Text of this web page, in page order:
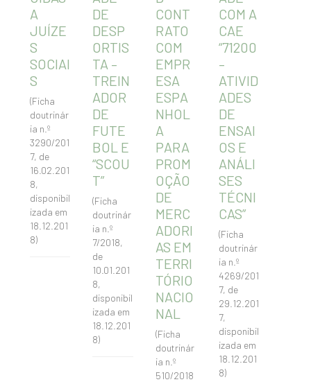
A
JUÍZE
S
SOCIAI
S
(Ficha
doutrinár
ia n.º
3290/201
7, de
16.02.201
8,
disponibil
izada em
18.12.201
8)
DE
DESP
ORTIS
TA –
TREIN
ADOR
DE
FUTE
BOL E
“SCOU
T”
(Ficha
doutrinár
ia n.º
7/2018,
de
10.01.201
8,
disponibil
izada em
18.12.201
8)
CONT
RATO
COM
EMPR
ESA
ESPA
NHOL
A
PARA
PROM
OÇÃO
DE
MERC
ADORI
AS EM
TERRI
TÓRIO
NACIO
NAL
(Ficha
doutrinár
ia n.º
510/2018
COM A
CAE
“71200
–
ATIVID
ADES
DE
ENSAI
OS E
ANÁLI
SES
TÉCNI
CAS”
(Ficha
doutrinár
ia n.º
4269/201
7, de
29.12.201
7,
disponibil
izada em
18.12.201
8)